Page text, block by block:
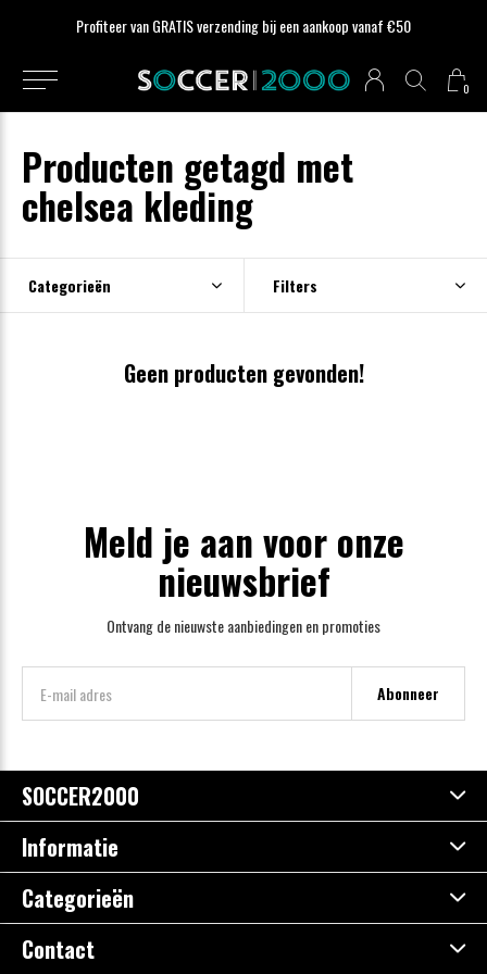
0
Profiteer van GRATIS verzending bij een aankoop vanaf €50
Producten getagd met
chelsea kleding
Categorieën Filters
Geen producten gevonden!
Meld je aan voor onze
nieuwsbrief
Ontvang de nieuwste aanbiedingen en promoties
Abonneer
SOCCER2000
Informatie
Categorieën
Contact